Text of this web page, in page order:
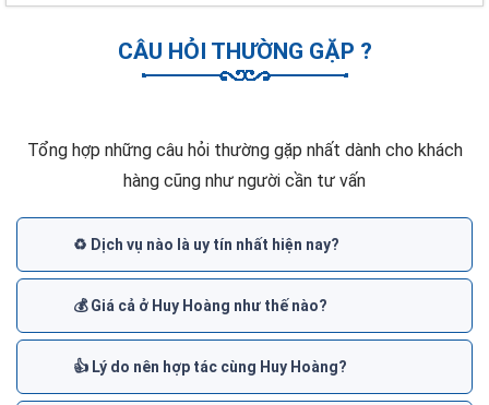
CÂU HỎI THƯỜNG GẶP ?
Tổng hợp những câu hỏi thường gặp nhất dành cho khách
hàng cũng như người cần tư vấn
♻️ Dịch vụ nào là uy tín nhất hiện nay?
💰 Giá cả ở Huy Hoàng như thế nào?
👍 Lý do nên hợp tác cùng Huy Hoàng?